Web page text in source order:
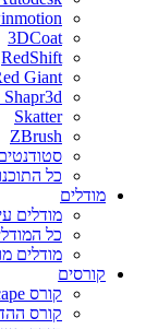
3DCoat
RedShift
Giant
Shapr3d אפליקציה
Skatter
ZBrush
כל
מודלים
מודלים
כל
מודלים
קורסים
קורס Enscape
קורס